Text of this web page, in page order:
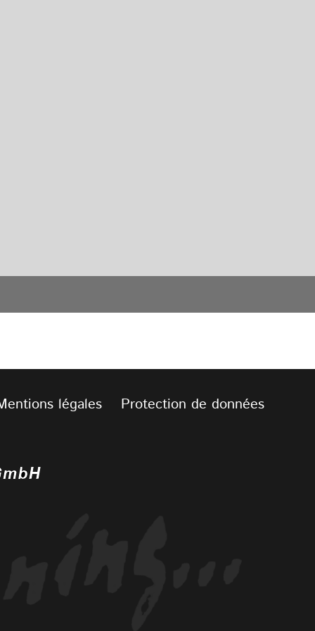
légales Protection de données